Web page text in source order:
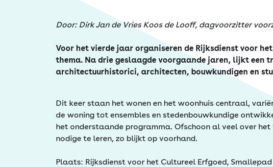
Door: Dirk Jan de Vries Koos de Looff, dagvoorzitter
Voor het vierde jaar organiseren de Rijksdienst voor
thema. Na drie geslaagde voorgaande jaren, lijkt
architectuurhistorici, architecten, bouwkundigen en
Dit keer staan het wonen en het woonhuis centraal,
de woning tot ensembles en stedenbouwkundige
het onderstaande programma. Ofschoon al veel over
nodige te leren, zo blijkt op voorhand.
Plaats: Rijksdienst voor het Cultureel Erfgoed,